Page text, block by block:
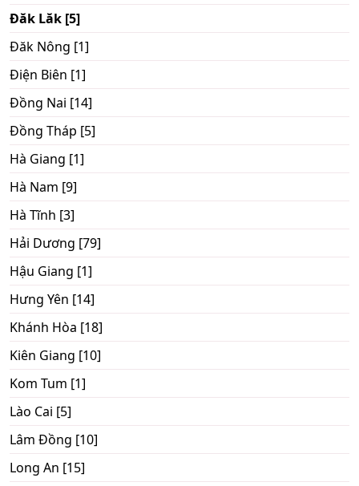
Đăk Lăk [5]
Đăk Nông [1]
Điện Biên [1]
Đồng Nai [14]
Đồng Tháp [5]
Hà Giang [1]
Hà Nam [9]
Hà Tĩnh [3]
Hải Dương [79]
Hậu Giang [1]
Hưng Yên [14]
Khánh Hòa [18]
Kiên Giang [10]
Kom Tum [1]
Lào Cai [5]
Lâm Đồng [10]
Long An [15]